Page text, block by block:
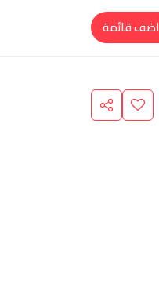
اضف قائمة